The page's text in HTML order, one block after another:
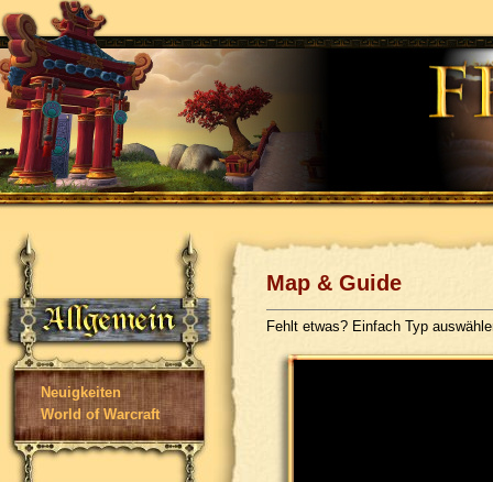
Neuigkeiten
World of Warcraft
Map & Guide
Fehlt etwas? Einfach Typ